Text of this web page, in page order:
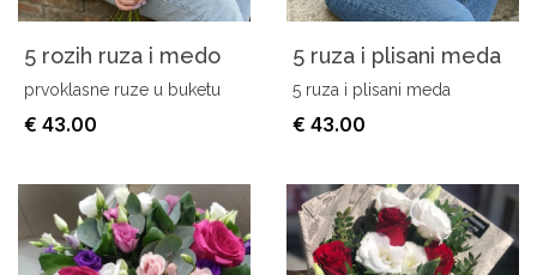
5 rozih ruza i medo
prvoklasne ruze u buketu
€ 43.00
5 ruza i plisani meda
5 ruza i plisani meda
€ 43.00